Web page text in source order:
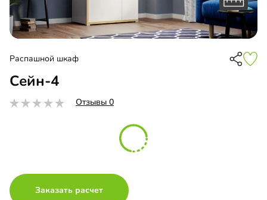
Распашной шкаф
Сейн-4
Отзывы 0
Заказать расчет